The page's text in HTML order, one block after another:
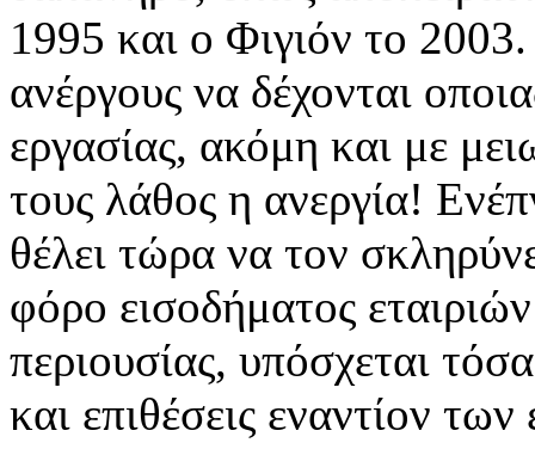
1995 και ο Φιγιόν το
ανέργους να δέχονται
εργασίας, ακόμη και με
τους λάθος η ανεργία!
θέλει τώρα να τον
φόρο εισοδήματος
περιουσίας, υπόσχεται
και επιθέσεις εναντίον